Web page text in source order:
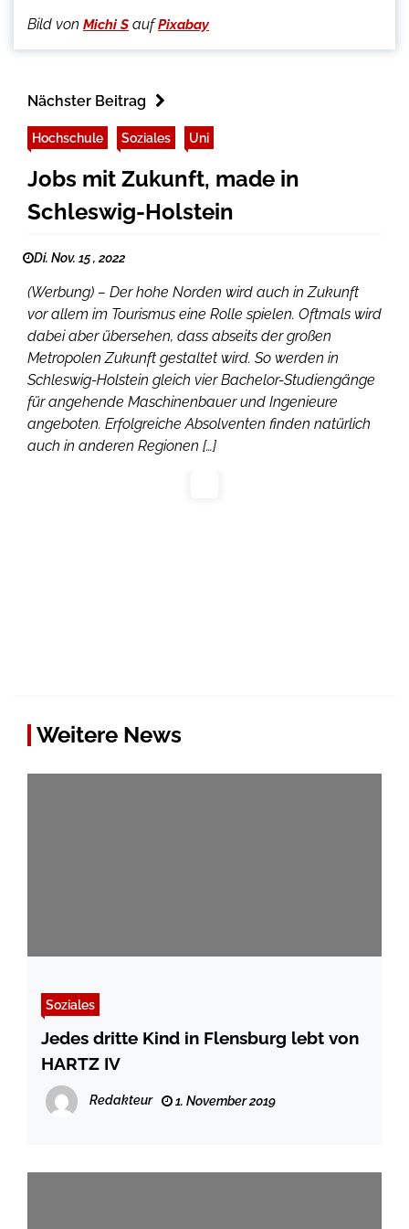
Bild von Michi S aufPixabay
Nächster Beitrag
Hochschule Soziales Uni
Jobs mit Zukunft, made in
Schleswig-Holstein
Di. Nov. 15 , 2022
(Werbung) – Der hohe Norden wird auch in Zukunft
vor allem im Tourismus eine Rolle spielen. Oftmals wird
dabei aber übersehen, dass abseits der großen
Metropolen Zukunft gestaltet wird. So werden in
Schleswig-Holstein gleich vier Bachelor-Studiengänge
für angehende Maschinenbauer und Ingenieure
angeboten. Erfolgreiche Absolventen finden natürlich
auch in anderen Regionen […]
Weitere News
Soziales
Jedes dritte Kind in Flensburg lebt von
HARTZ IV
Redakteur 1. November 2019